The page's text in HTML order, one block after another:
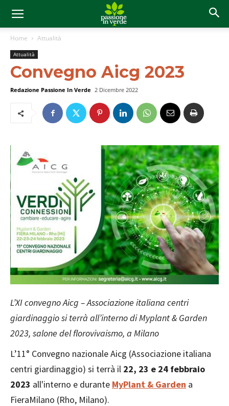
Home Attualità
Attualità
Convegno Aicg 2023
Redazione Passione In Verde 2 Dicembre 2022
L’XI convegno Aicg – Associazione italiana centri
giardinaggio si terrà all’interno di Myplant & Garden
2023, salone del florovivaismo, a Milano
L’11° Convegno nazionale Aicg (Associazione italiana
centri giardinaggio) si terrà il 22, 23 e 24 febbraio
2023 all'interno e durante MyPlant & Garden a
FieraMilano (Rho, Milano).